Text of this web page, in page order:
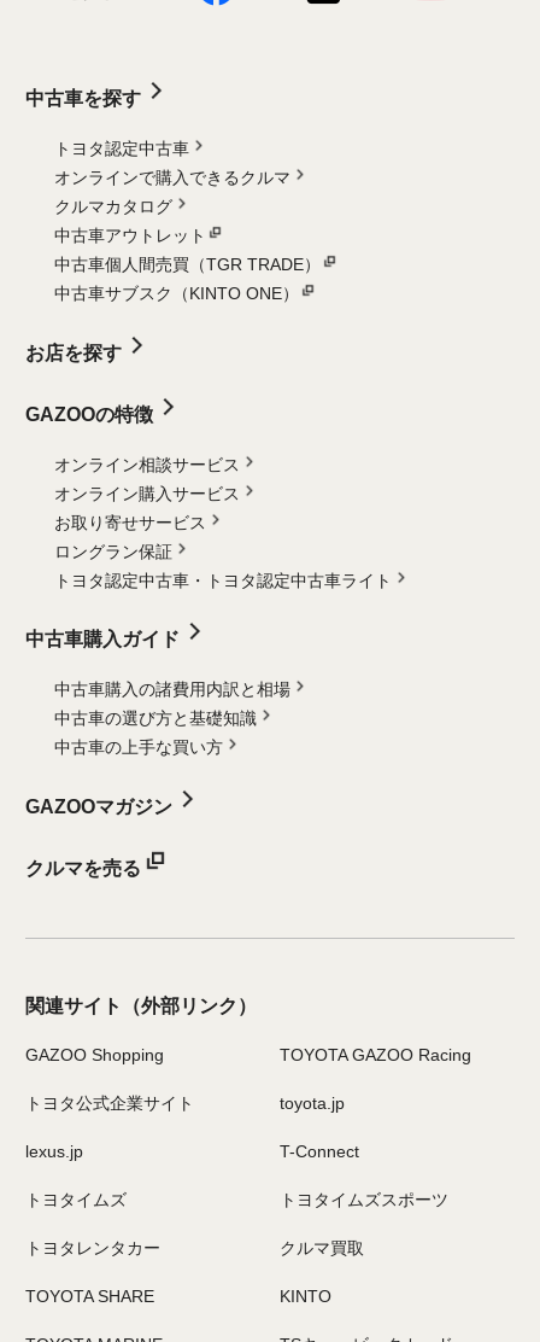
中古車を探す
トヨタ認定中古車
オンラインで購入できるクルマ
クルマカタログ
中古車アウトレット
中古車個人間売買（TGR TRADE）
中古車サブスク（KINTO ONE）
お店を探す
GAZOOの特徴
オンライン相談サービス
オンライン購入サービス
お取り寄せサービス
ロングラン保証
トヨタ認定中古車・
トヨタ認定中古車ライト
中古車購入ガイド
中古車購入の諸費用内訳と相場
中古車の選び方と基礎知識
中古車の上手な買い方
GAZOOマガジン
クルマを売る
関連サイト （外部リンク）
GAZOO Shopping TOYOTA GAZOO Racing
トヨタ公式企業サイト toyota.jp
lexus.jp T-Connect
トヨタイムズ トヨタイムズスポーツ
トヨタレンタカー クルマ買取
TOYOTA SHARE KINTO